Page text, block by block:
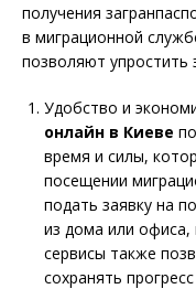
получения
в миграционной
позволяют упростить
Удобство и
онлайн в Киеве
время и силы,
посещении
подать заявку на
из дома или офиса,
сервисы также
сохранять